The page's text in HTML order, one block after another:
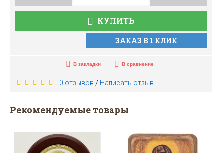
КУПИТЬ
ЗАКАЗ В 1 КЛИК
В закладки В сравнение
0 отзывов / Написать отзыв
Рекомендуемые товары